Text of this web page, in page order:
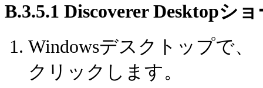
B.3.5.1 Discoverer Desktopシ
Windowsデスクトップで、
クリックします。